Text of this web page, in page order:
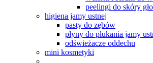
peelingi do skóry
higiena jamy ustnej
pasty do zębów
płyny do płukania jamy
odświeżacze oddechu
mini kosmetyki